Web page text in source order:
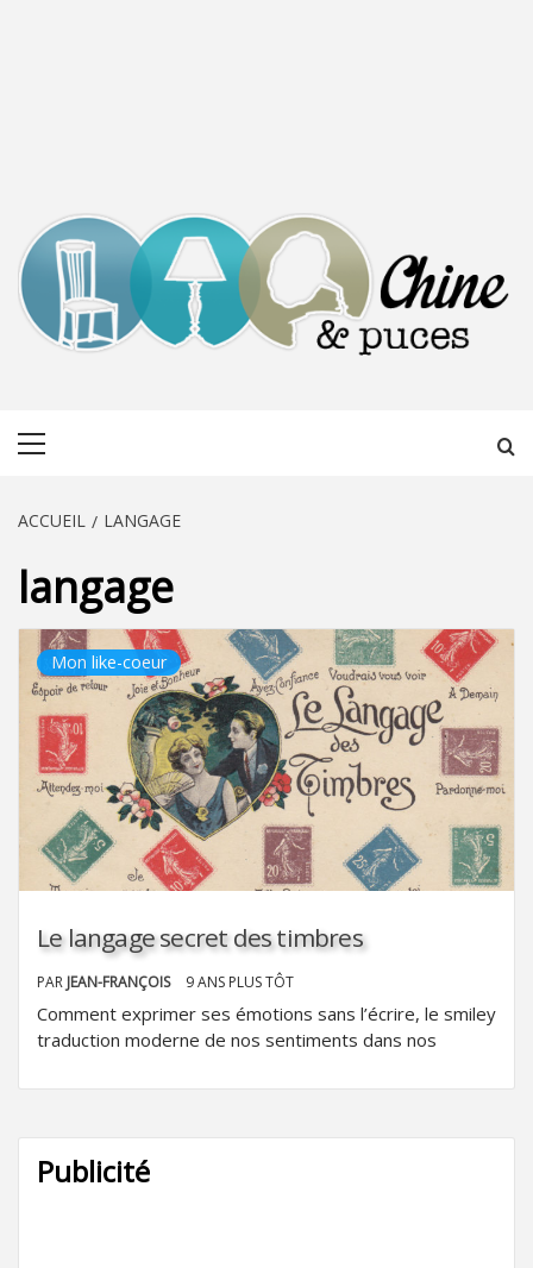
ACCUEIL LANGAGE
langage
Mon like-coeur
Le langage secret des timbres
PAR JEAN-FRANÇOIS 9 ANS PLUS TÔT
Comment exprimer ses émotions sans l’écrire, le smiley
traduction moderne de nos sentiments dans nos
Publicité